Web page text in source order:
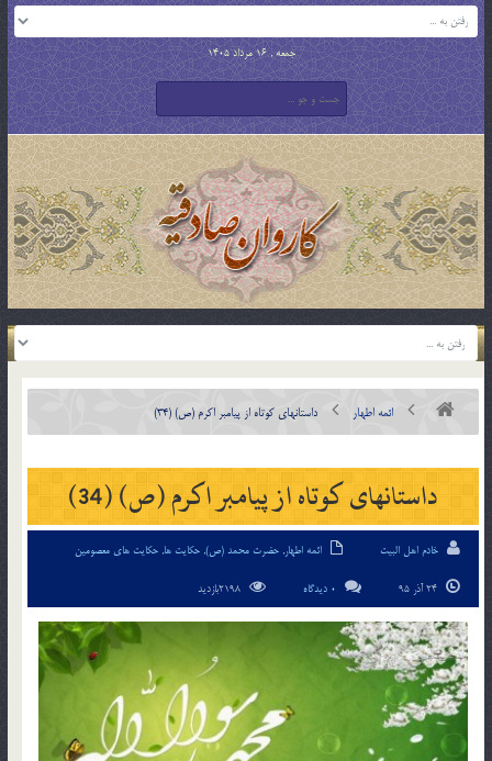
جمعه , 16 مرداد 1405
ائمه اطهار داستانهای کوتاه از پیامبر اکرم (ص) (34)
داستانهای کوتاه از پیامبر اکرم (ص) (34)
خادم اهل البیت ائمه اطهار, حضرت محمد (ص), حکایت ها, حکایت های معصومین
0 دیدگاه